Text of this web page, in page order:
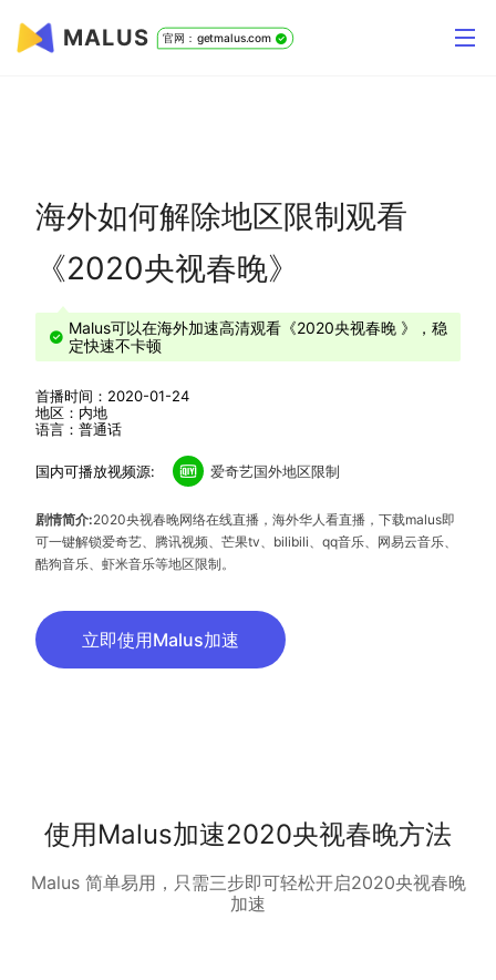
MALUS 官网：getmalus.com
海外如何解除地区限制观看
《2020央视春晚》
Malus可以在海外加速高清观看《2020央视春晚 》，稳
定快速不卡顿
首播时间：2020-01-24
地区：内地
语言：普通话
国内可播放视频源: 爱奇艺国外地区限制
剧情简介:2020央视春晚网络在线直播，海外华人看直播，下载malus即
可一键解锁爱奇艺、腾讯视频、芒果tv、bilibili、qq音乐、网易云音乐、
酷狗音乐、虾米音乐等地区限制。
立即使用Malus加速
使用Malus加速2020央视春晚方法
Malus 简单易用，只需三步即可轻松开启2020央视春晚
加速